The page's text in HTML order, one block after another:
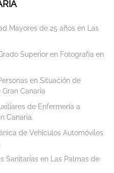
Mayores de 25 años en Las
Superior en Fotografía en
en Situación de
Canaria
de Enfermería a
Canaria
de Vehículos Automóviles
Sanitarias en Las Palmas de